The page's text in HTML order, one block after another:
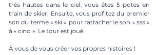
très hautes dans le ciel, vous êtes 5 potes en
train de skier. Ensuite, vous profitez du premier
son du terme « ski » pour rattacher le son « sss »
à « cinq ». Le tour est joué
À vous de vous créer vos propres histoires !